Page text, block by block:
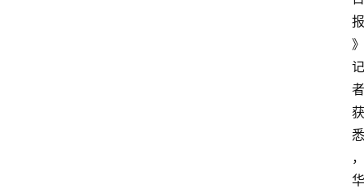
报
》
记
者
获
悉
，
华